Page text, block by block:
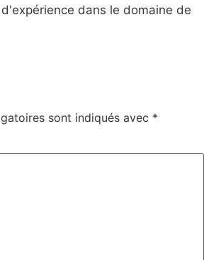
dans le domaine de
sont indiqués avec *